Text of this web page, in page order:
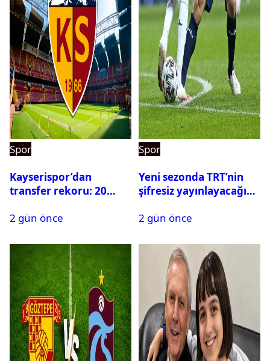
Spor
Kayserispor’dan
transfer rekoru: 20
2 gün önce
Spor
Yeni sezonda TRT’nin
şifresiz yayınlayacağı
2 gün önce